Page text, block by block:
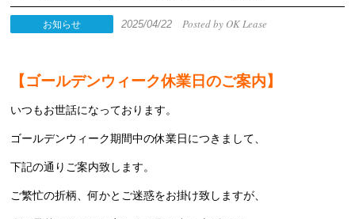
お知らせ 2025/04/22Posted by OK Lease
【ゴールデンウィーク休業日のご案内】
いつもお世話になっております。
ゴールデンウィーク期間中の休業日につきまして、
下記の通りご案内致します。
ご繁忙の折柄、何かとご迷惑をお掛け致しますが、